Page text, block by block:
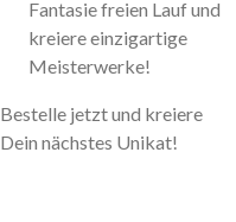
Fantasie freien Lauf und
kreiere einzigartige
Meisterwerke!
Bestelle jetzt und kreiere
Dein nächstes Unikat!